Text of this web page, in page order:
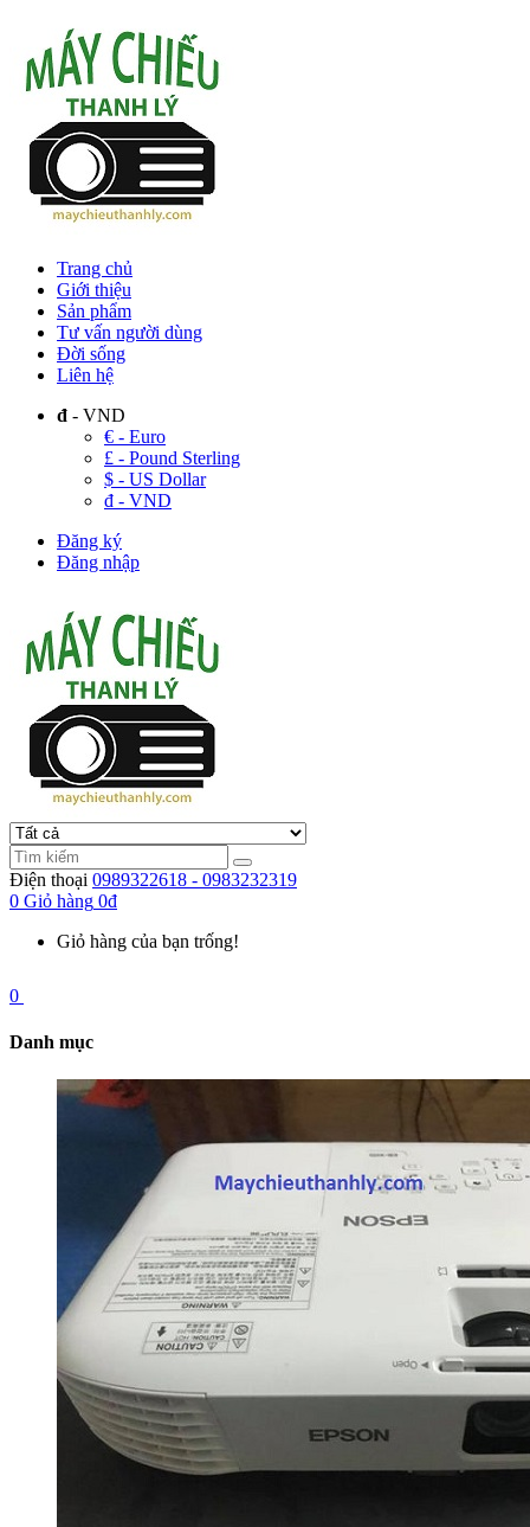
Trang chủ
Giới thiệu
Sản phẩm
Tư vấn người dùng
Đời sống
Liên hệ
đ - VND
€ - Euro
£ - Pound Sterling
$ - US Dollar
đ - VND
Đăng ký
Đăng nhập
Điện thoại 0989322618 - 0983232319
0 Giỏ hàng 0đ
Giỏ hàng của bạn trống!
0
Danh mục